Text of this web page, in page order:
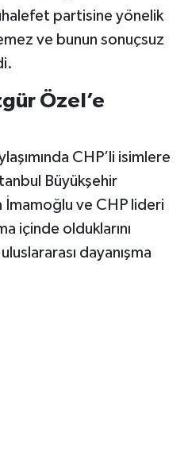
partisine yönelik
ve bunun sonuçsuz
Özel’e
CHP’li isimlere
Büyükşehir
İmamoğlu ve CHP lideri
içinde olduklarını
dayanışma